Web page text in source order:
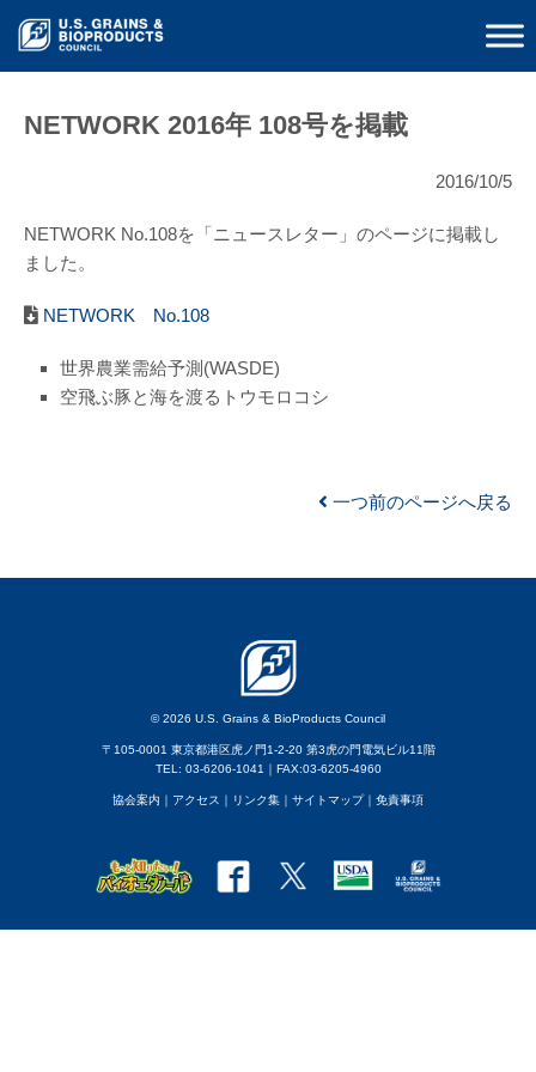
NETWORK 2016年 108号を掲載
2016/10/5
NETWORK No.108を「ニュースレター」のページに掲載し
ました。
NETWORK No.108
世界農業需給予測(WASDE)
空飛ぶ豚と海を渡るトウモロコシ
一つ前のページへ戻る
© 2026 U.S. Grains & BioProducts Council
〒105-0001 東京都港区虎ノ門1-2-20 第3虎の門電気ビル11階
TEL: 03-6206-1041｜FAX:03-6205-4960
協会案内 ｜アクセス ｜ リンク集 ｜ サイトマップ｜ 免責事項